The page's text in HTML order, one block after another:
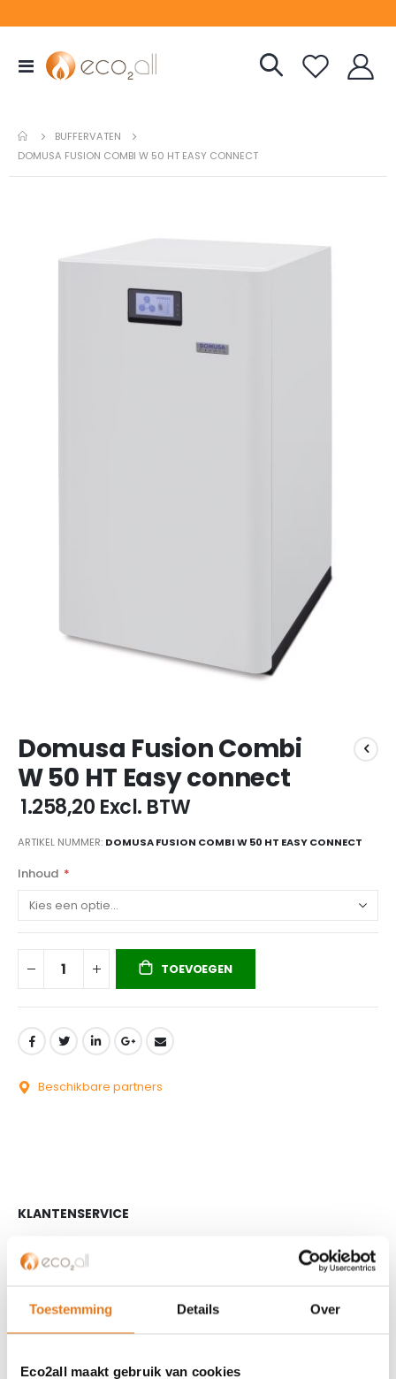
Toestemming Details Over
Eco2all maakt gebruik van cookies
Toggle
Nav
BUFFERVATEN
DOMUSA FUSION COMBI W 50 HT EASY CONNECT
naar
het
begin
van
de
afbeeldingen-
Domusa Fusion Combi
W 50 HT Easy connect
€ 1.258,20 Excl. BTW
ARTIKEL NUMMER DOMUSA FUSION COMBI W 50 HT EASY CONNECT
Inhoud
TOEVOEGEN
Beschikbare partners
KLANTENSERVICE
Over ons
Privacybeleid
ISDE-subsidie